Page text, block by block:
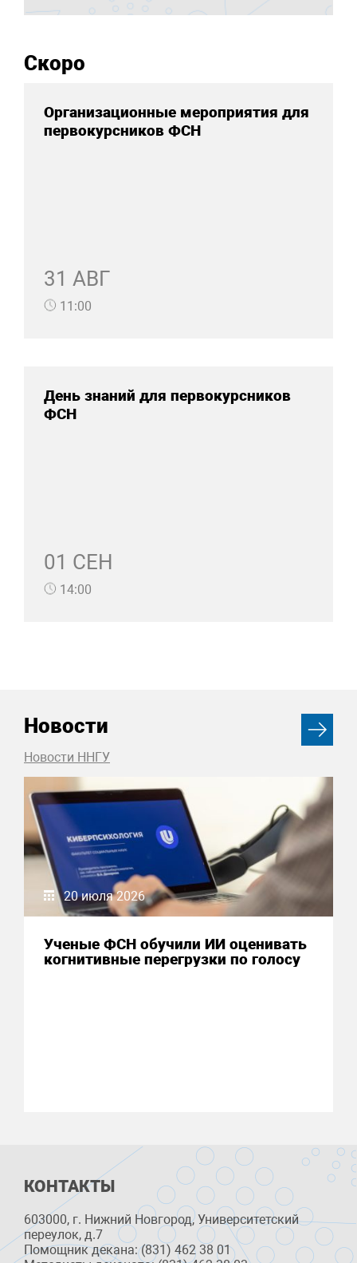
Скоро
Организационные мероприятия для
первокурсников ФСН
31 АВГ
11:00
День знаний для первокурсников
ФСН
01 СЕН
14:00
Новости
Новости ННГУ
20 июля 2026
Ученые ФСН обучили ИИ оценивать
когнитивные перегрузки по голосу
КОНТАКТЫ
603000, г. Нижний Новгород, Университетский
переулок, д.7
Помощник декана: (831) 462 38 01